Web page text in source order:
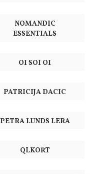
NOMANDIC
ESSENTIALS
OI SOI OI
PATRICIJA DACIC
PETRA LUNDS LERA
QLKORT